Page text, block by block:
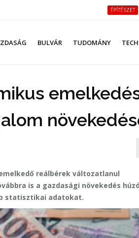
ÉPÍTÉSZET
BULVÁR TUDOMÁNY TECH
reálbérek változatlanul
is a gazdasági növekedés
statisztikai adatokat.